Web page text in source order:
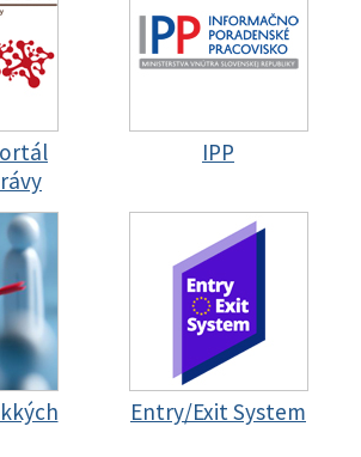
IPP
Entry/Exit System